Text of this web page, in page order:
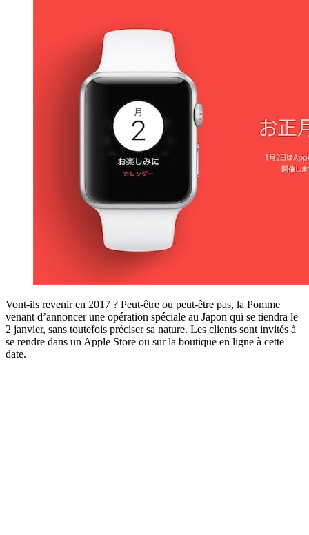
Vont-ils revenir en 2017 ? Peut-être ou peut-être pas, la Pomme
venant d’annoncer une opération spéciale au Japon qui se tiendra le
2 janvier, sans toutefois préciser sa nature. Les clients sont invités à
se rendre dans un Apple Store ou sur la boutique en ligne à cette
date.